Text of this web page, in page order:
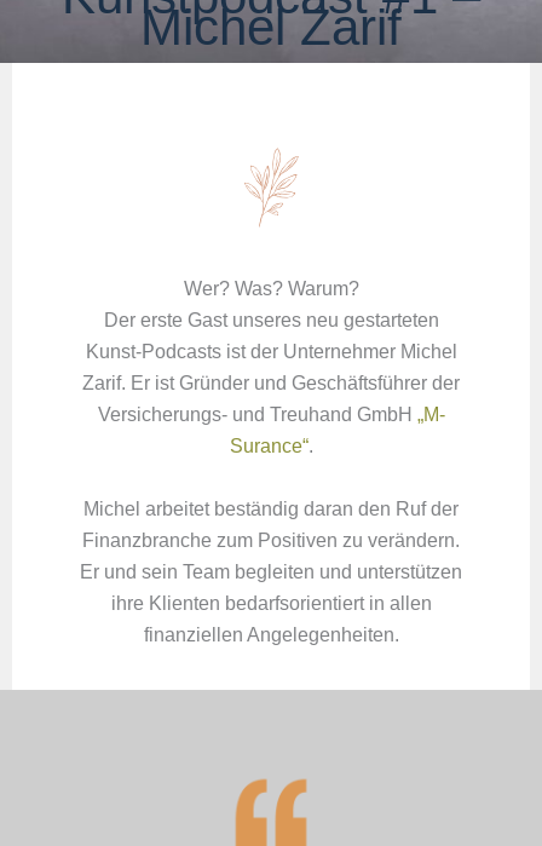
Michel Zarif
Wer? Was? Warum?
Der erste Gast unseres neu gestarteten
Kunst-Podcasts ist der Unternehmer Michel
Zarif. Er ist Gründer und Geschäftsführer der
Versicherungs- und Treuhand GmbH „M-
Surance“.
Michel arbeitet beständig daran den Ruf der
Finanzbranche zum Positiven zu verändern.
Er und sein Team begleiten und unterstützen
ihre Klienten bedarfsorientiert in allen
finanziellen Angelegenheiten.